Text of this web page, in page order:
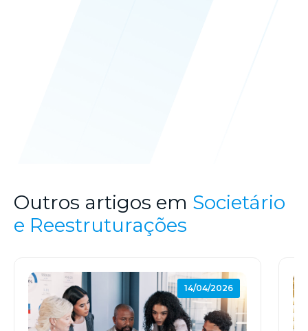
Outros artigos em Societário
e Reestruturações
14/04/2026